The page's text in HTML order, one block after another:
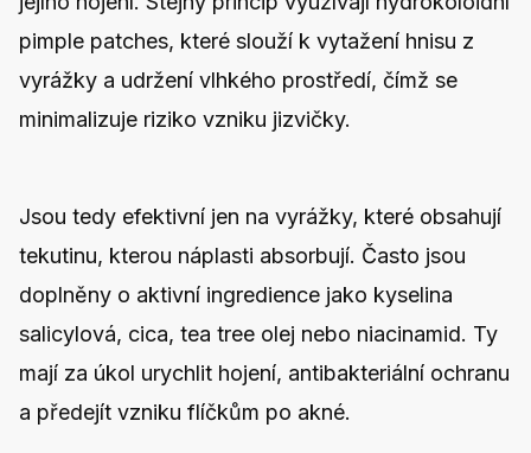
pimple patches, které slouží k vytažení hnisu z
vyrážky a udržení vlhkého prostředí, čímž se
minimalizuje riziko vzniku jizvičky.
Jsou tedy efektivní jen na vyrážky, které obsahují
tekutinu, kterou náplasti absorbují. Často jsou
doplněny o aktivní ingredience jako kyselina
salicylová, cica, tea tree olej nebo niacinamid. Ty
mají za úkol urychlit hojení, antibakteriální ochranu
a předejít vzniku flíčkům po akné.